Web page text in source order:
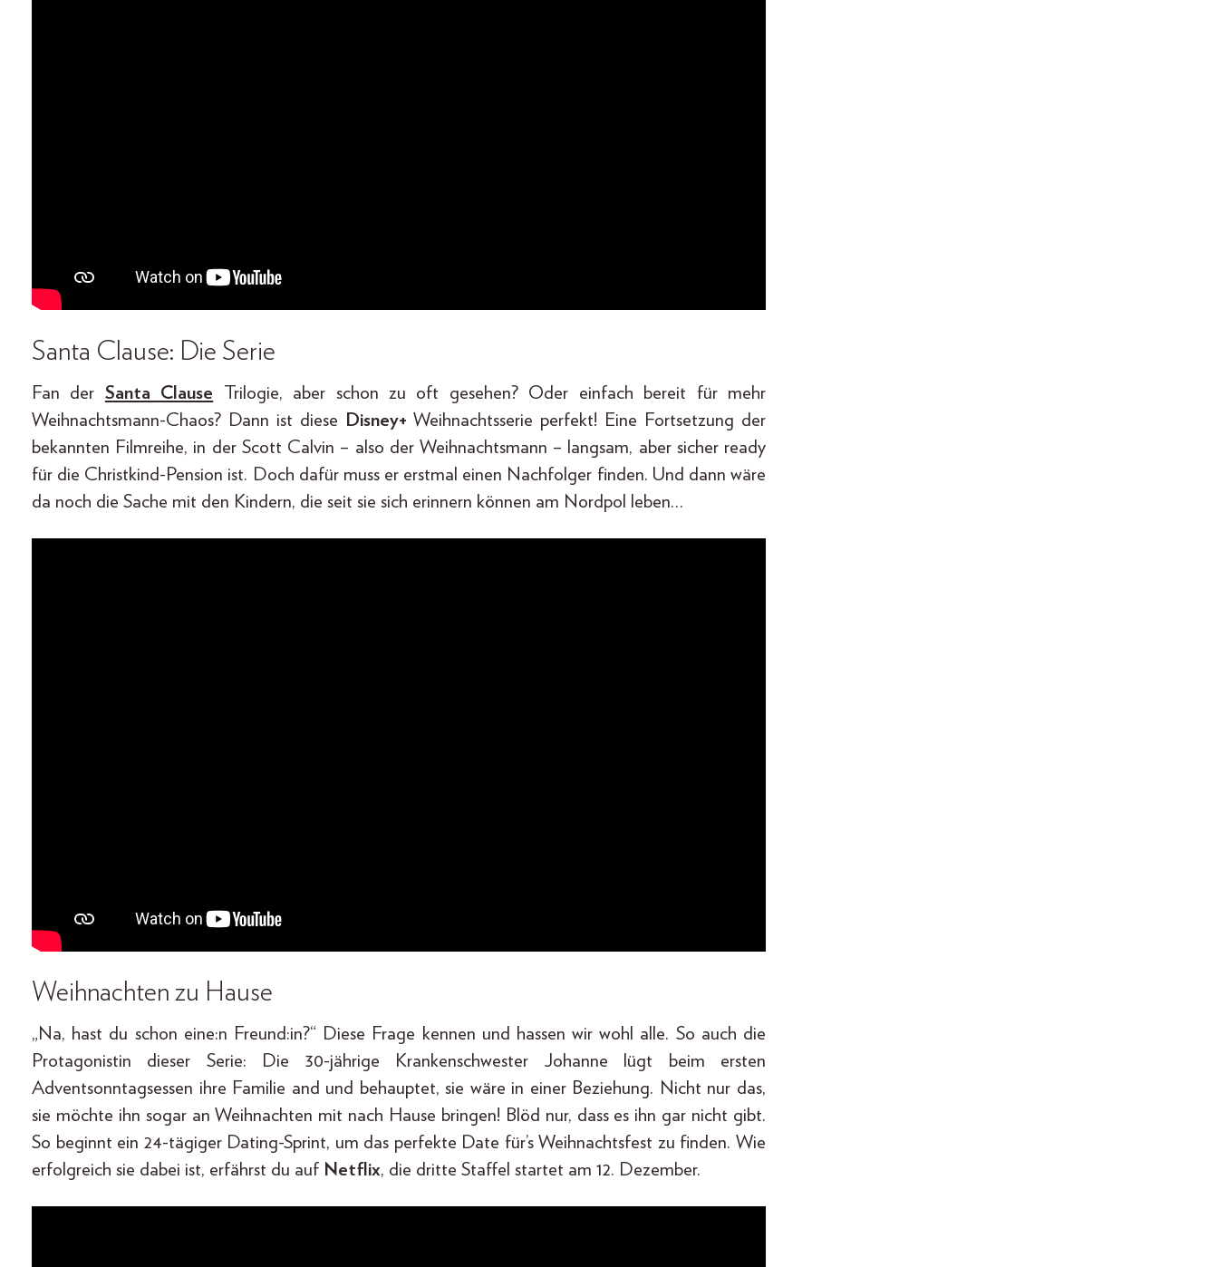
Santa Clause: Die Serie
Fan der Santa Clause Trilogie, aber schon zu oft gesehen? Oder einfach bereit für mehr
Weihnachtsmann-Chaos? Dann ist diese Disney+ Weihnachtsserie perfekt! Eine Fortsetzung der
bekannten Filmreihe, in der Scott Calvin – also der Weihnachtsmann – langsam, aber sicher ready
für die Christkind-Pension ist. Doch dafür muss er erstmal einen Nachfolger finden. Und dann wäre
da noch die Sache mit den Kindern, die seit sie sich erinnern können am Nordpol leben…
Weihnachten zu Hause
„Na, hast du schon eine:n Freund:in?“ Diese Frage kennen und hassen wir wohl alle. So auch die
Protagonistin dieser Serie: Die 30-jährige Krankenschwester Johanne lügt beim ersten
Adventsonntagsessen ihre Familie and und behauptet, sie wäre in einer Beziehung. Nicht nur das,
sie möchte ihn sogar an Weihnachten mit nach Hause bringen! Blöd nur, dass es ihn gar nicht gibt.
So beginnt ein 24-tägiger Dating-Sprint, um das perfekte Date für’s Weihnachtsfest zu finden. Wie
erfolgreich sie dabei ist, erfährst du auf Netflix, die dritte Staffel startet am 12. Dezember.